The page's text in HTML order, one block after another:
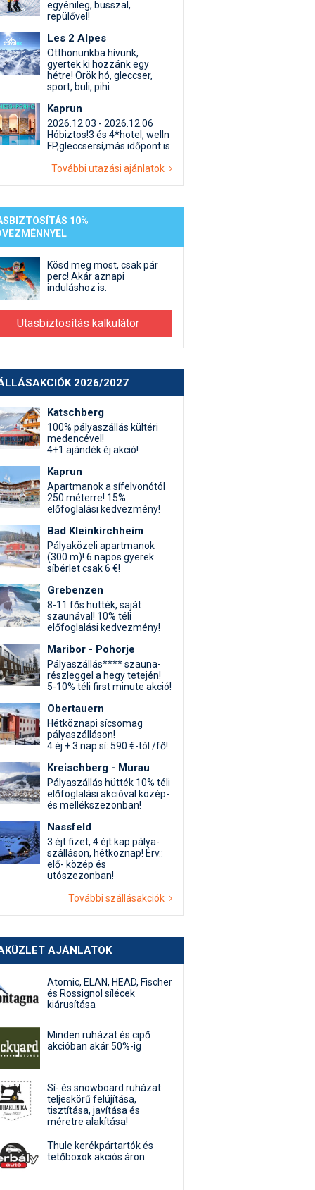
Termékkereső
egyéb síeléshez kapcsolódó téma
kapcsolatos kérdések és válaszok
beszélgetések
egyénileg, busszal,
repülővel!
Les 2 Alpes
Otthonunkba hívunk,
gyertek ki hozzánk egy
hétre! Örök hó, gleccser,
sport, buli, pihi
Kaprun
2026.12.03 - 2026.12.06
Hóbiztos!3 és 4*hotel, welln
FP,gleccsersí,más időpont is
További utazási ajánlatok
10%
Kösd meg most, csak pár
perc! Akár aznapi
induláshoz is.
Utasbiztosítás kalkulátor
2026/2027
Katschberg
100% pályaszállás kültéri
medencével!
4+1 ajándék éj akció!
Kaprun
Apartmanok a sífelvonótól
250 méterre! 15%
előfoglalási kedvezmény!
Bad Kleinkirchheim
Pályaközeli apartmanok
(300 m)! 6 napos gyerek
síbérlet csak 6 €!
Grebenzen
8-11 fős hütték, saját
szaunával! 10% téli
előfoglalási kedvezmény!
Maribor - Pohorje
Pályaszállás**** szauna-
részleggel a hegy tetején!
5-10% téli first minute akció!
Obertauern
Hétköznapi sícsomag
pályaszálláson!
4 éj + 3 nap sí: 590 €-tól /fő!
Kreischberg - Murau
Pályaszállás hütték 10% téli
előfoglalási akcióval közép-
és mellékszezonban!
Nassfeld
3 éjt fizet, 4 éjt kap pálya-
szálláson, hétköznap! Érv.:
elő- közép és
utószezonban!
További szállásakciók
AJÁNLATOK
Atomic, ELAN, HEAD, Fischer
és Rossignol sílécek
kiárusítása
Minden ruházat és cipő
akcióban akár 50%-ig
Sí- és snowboard ruházat
teljeskörű felújítása,
tisztítása, javítása és
méretre alakítása!
Thule kerékpártartók és
tetőboxok akciós áron